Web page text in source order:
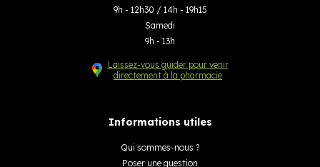
9h - 12h30 / 14h - 19h15
Samedi
9h - 13h
Laissez-vous guider pour venir
directement à la pharmacie
Informations utiles
Qui sommes-nous ?
Poser une question